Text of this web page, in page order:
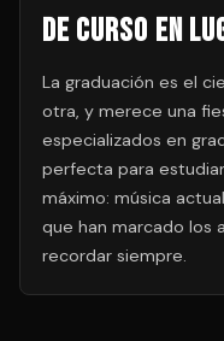
de Curso en
La graduación es el
otra, y merece una
especializados en
perfecta para
máximo: música
que han marcado los
recordar siempre.